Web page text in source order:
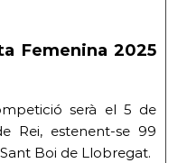
Femenina 2025
serà el 5 de
Rei, estenent-se 99
Boi de Llobregat.